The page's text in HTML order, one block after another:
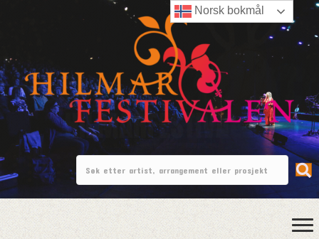
Norsk bokmål